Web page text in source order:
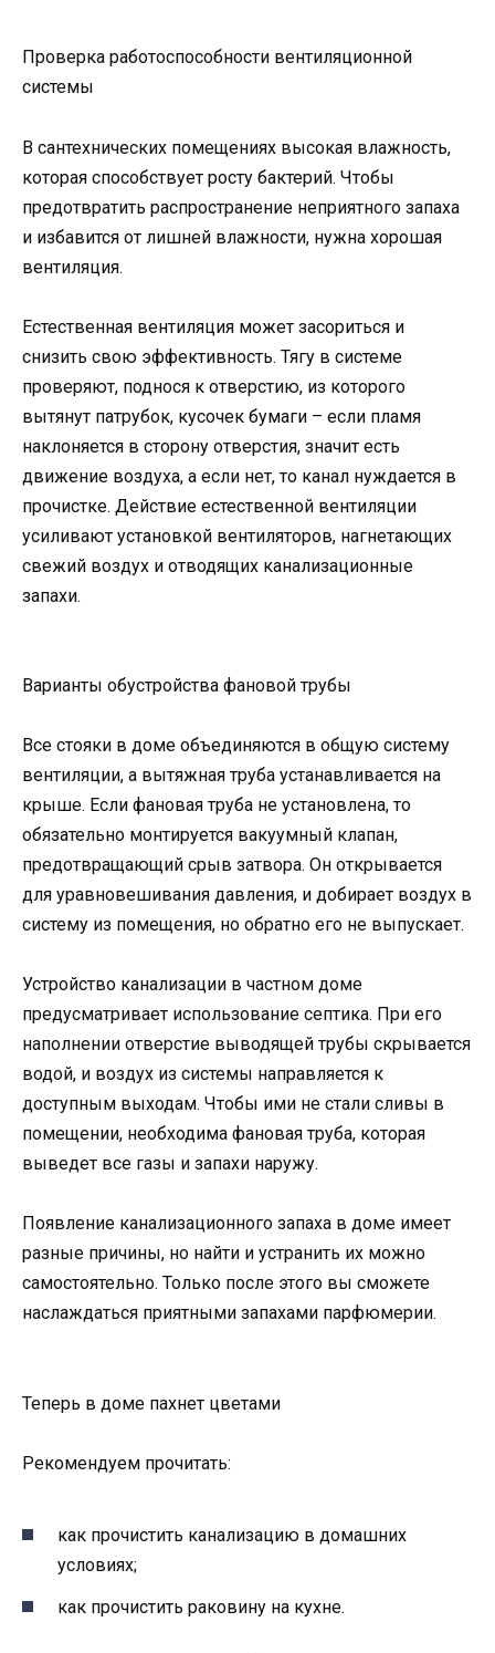
Проверка работоспособности вентиляционной
системы
В сантехнических помещениях высокая влажность,
которая способствует росту бактерий. Чтобы
предотвратить распространение неприятного запаха
и избавится от лишней влажности, нужна хорошая
вентиляция.
Естественная вентиляция может засориться и
снизить свою эффективность. Тягу в системе
проверяют, поднося к отверстию, из которого
вытянут патрубок, кусочек бумаги – если пламя
наклоняется в сторону отверстия, значит есть
движение воздуха, а если нет, то канал нуждается в
прочистке. Действие естественной вентиляции
усиливают установкой вентиляторов, нагнетающих
свежий воздух и отводящих канализационные
запахи.
Варианты обустройства фановой трубы
Все стояки в доме объединяются в общую систему
вентиляции, а вытяжная труба устанавливается на
крыше. Если фановая труба не установлена, то
обязательно монтируется вакуумный клапан,
предотвращающий срыв затвора. Он открывается
для уравновешивания давления, и добирает воздух в
систему из помещения, но обратно его не выпускает.
Устройство канализации в частном доме
предусматривает использование септика. При его
наполнении отверстие выводящей трубы скрывается
водой, и воздух из системы направляется к
доступным выходам. Чтобы ими не стали сливы в
помещении, необходима фановая труба, которая
выведет все газы и запахи наружу.
Появление канализационного запаха в доме имеет
разные причины, но найти и устранить их можно
самостоятельно. Только после этого вы сможете
наслаждаться приятными запахами парфюмерии.
Теперь в доме пахнет цветами
Рекомендуем прочитать:
как прочистить канализацию в домашних
условиях;
как прочистить раковину на кухне.